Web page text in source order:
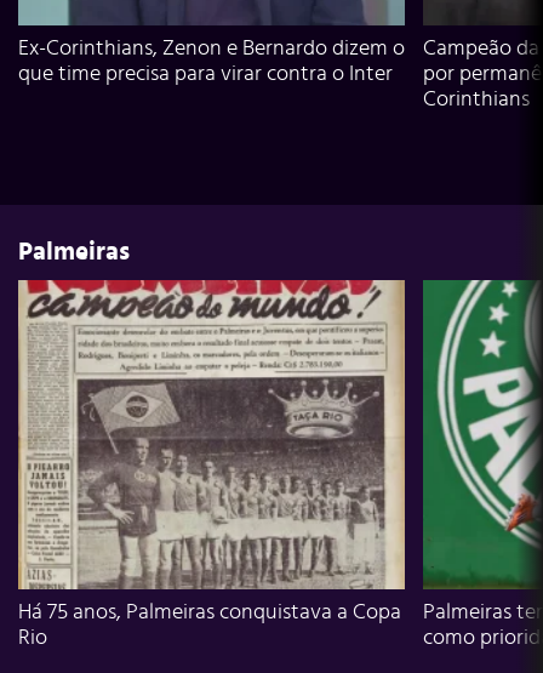
Ex-Corinthians, Zenon e Bernardo dizem o
que time precisa para virar contra o Inter
Campeão
por
Corinthians
Palmeiras
Há 75 anos, Palmeiras conquistava a Copa
Rio
Palmeiras
como